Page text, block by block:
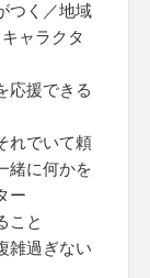
つく／地域
ャラクタ
応援できる
れでいて頼
緒に何かを
ー
こと
雑過ぎない